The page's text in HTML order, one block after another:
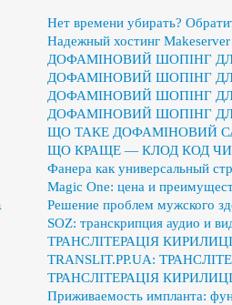
Нет времени убирать?
Надежный хостинг
ДОФАМІНОВИЙ ШОПІНГ
ДОФАМІНОВИЙ ШОПІНГ
ДОФАМІНОВИЙ ШОПІНГ
ДОФАМІНОВИЙ ШОПІНГ
ЩО ТАКЕ ДОФАМІНОВИЙ
ЩО КРАЩЕ — КЛОД КОД
Фанера как универсальный
Magic One: цена и
Решение проблем мужского
SOZ: транскрипция аудио и
ТРАНСЛІТЕРАЦІЯ
TRANSLIT.PP.UA:
ТРАНСЛІТЕРАЦІЯ
Приживаемость импланта: